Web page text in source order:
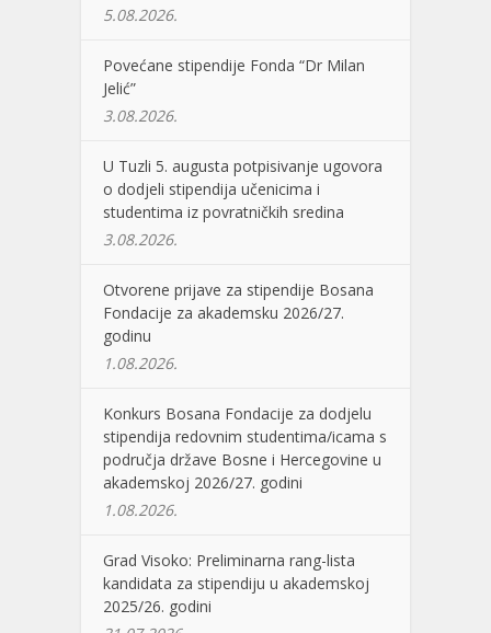
5.08.2026.
Povećane stipendije Fonda “Dr Milan
Jelić”
3.08.2026.
U Tuzli 5. augusta potpisivanje ugovora
o dodjeli stipendija učenicima i
studentima iz povratničkih sredina
3.08.2026.
Otvorene prijave za stipendije Bosana
Fondacije za akademsku 2026/27.
godinu
1.08.2026.
Konkurs Bosana Fondacije za dodjelu
stipendija redovnim studentima/icama s
područja države Bosne i Hercegovine u
akademskoj 2026/27. godini
1.08.2026.
Grad Visoko: Preliminarna rang-lista
kandidata za stipendiju u akademskoj
2025/26. godini